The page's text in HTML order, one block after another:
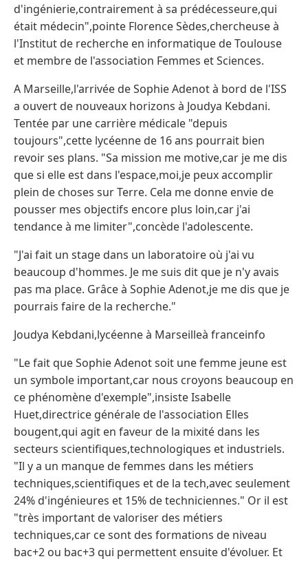
d'ingénierie,contrairement à sa prédécesseure,qui
était médecin",pointe Florence Sèdes,chercheuse à
l'Institut de recherche en informatique de Toulouse
et membre de l'association Femmes et Sciences.
A Marseille,l'arrivée de Sophie Adenot à bord de l'ISS
a ouvert de nouveaux horizons à Joudya Kebdani.
Tentée par une carrière médicale "depuis
toujours",cette lycéenne de 16 ans pourrait bien
revoir ses plans. "Sa mission me motive,car je me dis
que si elle est dans l'espace,moi,je peux accomplir
plein de choses sur Terre. Cela me donne envie de
pousser mes objectifs encore plus loin,car j'ai
tendance à me limiter",concède l'adolescente.
"J'ai fait un stage dans un laboratoire où j'ai vu
beaucoup d'hommes. Je me suis dit que je n'y avais
pas ma place. Grâce à Sophie Adenot,je me dis que je
pourrais faire de la recherche."
Joudya Kebdani,lycéenne à Marseilleà franceinfo
"Le fait que Sophie Adenot soit une femme jeune est
un symbole important,car nous croyons beaucoup en
ce phénomène d'exemple",insiste Isabelle
Huet,directrice générale de l'association Elles
bougent,qui agit en faveur de la mixité dans les
secteurs scientifiques,technologiques et industriels.
"Il y a un manque de femmes dans les métiers
techniques,scientifiques et de la tech,avec seulement
24% d'ingénieures et 15% de techniciennes." Or il est
"très important de valoriser des métiers
techniques,car ce sont des formations de niveau
bac+2 ou bac+3 qui permettent ensuite d'évoluer. Et